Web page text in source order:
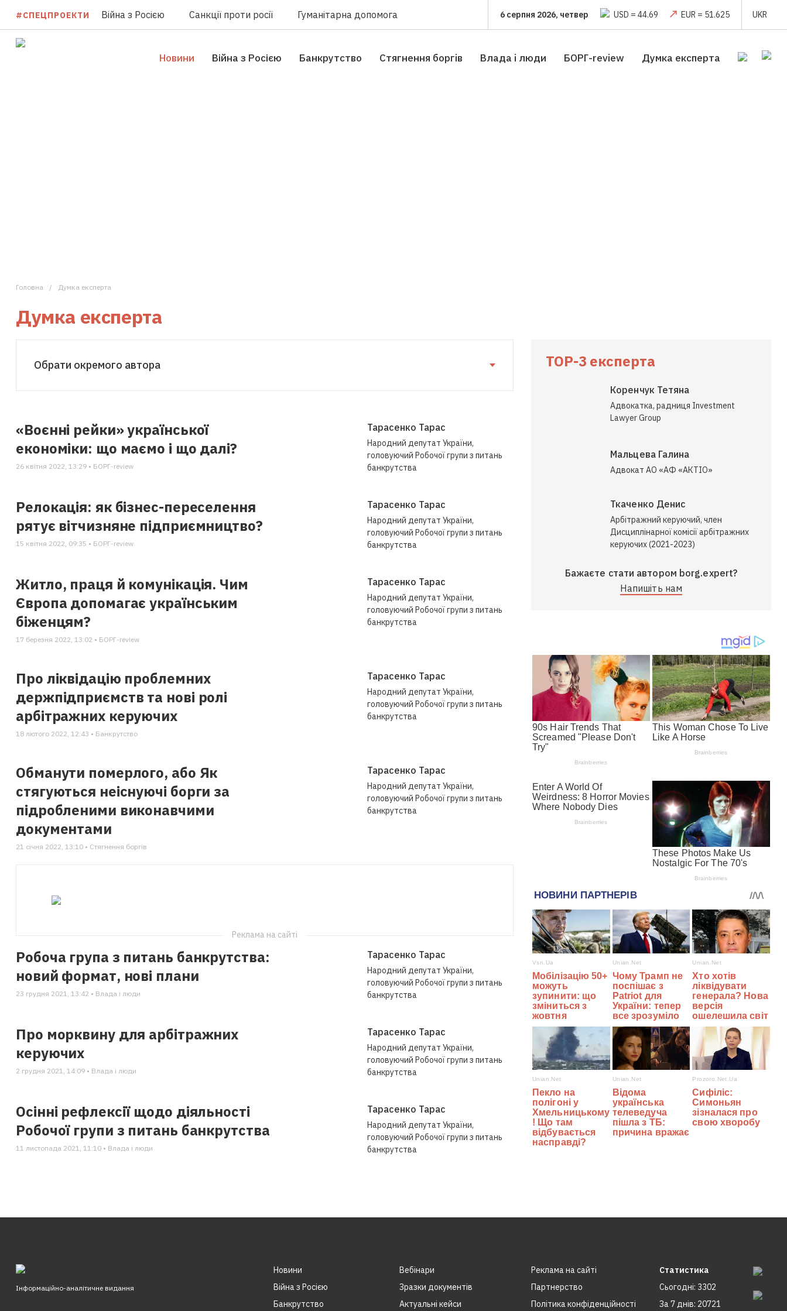
#СПЕЦПРОЕКТИ Війна з Росією Санкції проти росії Гуманітарна допомога 6 серпня 2026, четвер USD = 44.69 EUR = 51.625 UKR
Новини Війна з Росією Банкрутство Стягнення боргiв Влада i люди БОРГ-review Думка експерта
Головна Думка експерта
Думка експерта
Обрати окремого автора
«Воєнні рейки» української
економіки: що маємо і що далі?
26 квітня 2022, 13:29 • БОРГ-review
Тарасенко Тарас
Народний депутат України,
головуючий Робочої групи з питань
банкрутства
Релокація: як бізнес-переселення
рятує вітчизняне підприємництво?
15 квітня 2022, 09:35 • БОРГ-review
Тарасенко Тарас
Народний депутат України,
головуючий Робочої групи з питань
банкрутства
Житло, праця й комунікація. Чим
Європа допомагає українським
біженцям?
17 березня 2022, 13:02 • БОРГ-review
Тарасенко Тарас
Народний депутат України,
головуючий Робочої групи з питань
банкрутства
Про ліквідацію проблемних
держпідприємств та нові ролі
арбітражних керуючих
18 лютого 2022, 12:43 • Банкрутство
Тарасенко Тарас
Народний депутат України,
головуючий Робочої групи з питань
банкрутства
Обманути померлого, або Як
стягуються неіснуючі борги за
підробленими виконавчими
документами
21 січня 2022, 13:10 • Стягнення боргiв
Тарасенко Тарас
Народний депутат України,
головуючий Робочої групи з питань
банкрутства
Реклама на сайтi
Робоча група з питань банкрутства:
новий формат, нові плани
23 грудня 2021, 13:42 • Влада i люди
Тарасенко Тарас
Народний депутат України,
головуючий Робочої групи з питань
банкрутства
Про морквину для арбітражних
керуючих
2 грудня 2021, 14:09 • Влада i люди
Тарасенко Тарас
Народний депутат України,
головуючий Робочої групи з питань
банкрутства
Осінні рефлексії щодо діяльності
Робочої групи з питань банкрутства
11 листопада 2021, 11:10 • Влада i люди
Тарасенко Тарас
Народний депутат України,
головуючий Робочої групи з питань
банкрутства
TOP-3 експерта
Коренчук Тетяна
Адвокатка, радниця Investment
Lawyer Group
Мальцева Галина
Адвокат АО «АФ «АКТІО»
Ткаченко Денис
Арбітражний керуючий, член
Дисциплінарної комісії арбітражних
керуючих (2021-2023)
Бажаєте стати автором borg.expert?
Напишіть нам
Інформаційно-аналітичне видання
Новини
Війна з Росією
Банкрутство
Вебінари
Зразки документів
Актуальні кейси
Реклама на сайтi
Партнерство
Політика конфіденційності
Статистика
Сьогодні: 3302
За 7 днів: 20721